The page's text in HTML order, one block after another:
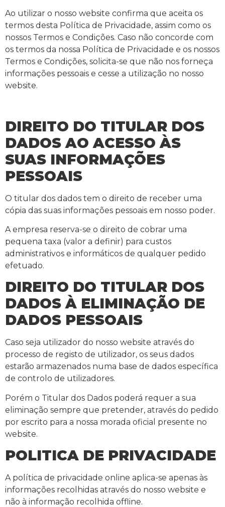
Ao utilizar o nosso website confirma que aceita os
termos desta Política de Privacidade, assim como os
nossos Termos e Condições. Caso não concorde com
os termos da nossa Política de Privacidade e os nossos
Termos e Condições, solicita-se que não nos forneça
informações pessoais e cesse a utilização no nosso
website.
DIREITO DO TITULAR DOS
DADOS AO ACESSO ÀS
SUAS INFORMAÇÕES
PESSOAIS
O titular dos dados tem o direito de receber uma
cópia das suas informações pessoais em nosso poder.
A empresa reserva-se o direito de cobrar uma
pequena taxa (valor a definir) para custos
administrativos e informáticos de qualquer pedido
efetuado.
DIREITO DO TITULAR DOS
DADOS À ELIMINAÇÃO DE
DADOS PESSOAIS
Caso seja utilizador do nosso website através do
processo de registo de utilizador, os seus dados
estarão armazenados numa base de dados específica
de controlo de utilizadores.
Porém o Titular dos Dados poderá requer a sua
eliminação sempre que pretender, através do pedido
por escrito para a nossa morada oficial presente no
website.
POLITICA DE PRIVACIDADE
A política de privacidade online aplica-se apenas às
informações recolhidas através do nosso website e
não à informação recolhida offline.